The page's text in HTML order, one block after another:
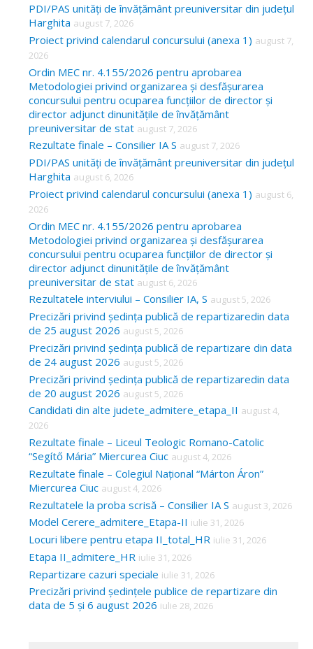
c
h
f
o
r
PDI/PAS unități de învățământ preuniversitar din județul
Harghita august 7, 2026
Proiect privind calendarul concursului (anexa 1) august 7,
2026
Ordin MEC nr. 4.155/2026 pentru aprobarea
Metodologiei privind organizarea și desfășurarea
concursului pentru ocuparea funcțiilor de director și
director adjunct dinunitățile de învățământ
preuniversitar de stat august 7, 2026
Rezultate finale – Consilier IA S august 7, 2026
PDI/PAS unități de învățământ preuniversitar din județul
Harghita august 6, 2026
Proiect privind calendarul concursului (anexa 1) august 6,
2026
Ordin MEC nr. 4.155/2026 pentru aprobarea
Metodologiei privind organizarea și desfășurarea
concursului pentru ocuparea funcțiilor de director și
director adjunct dinunitățile de învățământ
preuniversitar de stat august 6, 2026
Rezultatele interviului – Consilier IA, S august 5, 2026
Precizări privind ședința publică de repartizaredin data
de 25 august 2026 august 5, 2026
Precizări privind ședința publică de repartizare din data
de 24 august 2026 august 5, 2026
Precizări privind ședința publică de repartizaredin data
de 20 august 2026 august 5, 2026
Candidati din alte judete_admitere_etapa_II august 4,
2026
Rezultate finale – Liceul Teologic Romano-Catolic
“Segítő Mária” Miercurea Ciuc august 4, 2026
Rezultate finale – Colegiul Național “Márton Áron”
Miercurea Ciuc august 4, 2026
Rezultatele la proba scrisă – Consilier IA S august 3, 2026
Model Cerere_admitere_Etapa-II iulie 31, 2026
Locuri libere pentru etapa II_total_HR iulie 31, 2026
Etapa II_admitere_HR iulie 31, 2026
Repartizare cazuri speciale iulie 31, 2026
Precizări privind ședințele publice de repartizare din
data de 5 și 6 august 2026 iulie 28, 2026